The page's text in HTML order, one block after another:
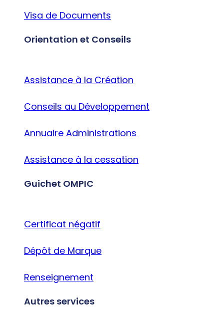
Visa de Documents
Orientation et Conseils
Assistance à la Création
Conseils au Développement
Annuaire Administrations
Assistance à la cessation
Guichet OMPIC
Certificat négatif
Dépôt de Marque
Renseignement
Autres services